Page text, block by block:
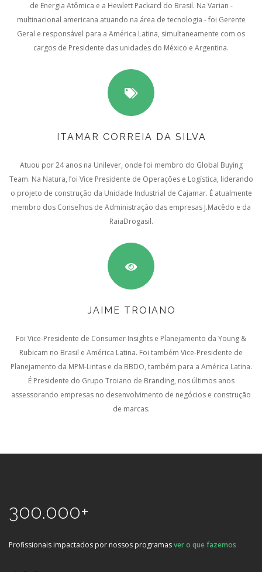
de Energia Atômica e a Hewlett Packard do Brasil. Na Varian -
multinacional americana atuando na área de tecnologia - foi Gerente
Geral e responsável para a América Latina, simultaneamente com os
cargos de Presidente das unidades do México e Argentina.
ITAMAR CORREIA DA SILVA
Atuou por 24 anos na Unilever, onde foi membro do Global Buying
Team. Na Natura, foi Vice Presidente de Operações e Logística, liderando
o projeto de construção da Unidade Industrial de Cajamar. É atualmente
membro dos Conselhos de Administração das empresas J.Macêdo e da
RaiaDrogasil.
JAIME TROIANO
Foi Vice-Presidente de Consumer Insights e Planejamento da Young &
Rubicam no Brasil e América Latina. Foi também Vice-Presidente de
Planejamento da MPM-Lintas e da BBDO, também para a América Latina.
É Presidente do Grupo Troiano de Branding, nos últimos anos
assessorando empresas no desenvolvimento de negócios e construção
de marcas.
300.000+
Profissionais impactados por nossos programasver o que fazemos